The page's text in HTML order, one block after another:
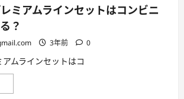
１
の
【ヨ
シ
ケ
が
お
届
す
ミアムラインセットはコンビニ
？
3年前 0
ムラインセットはコ
タ